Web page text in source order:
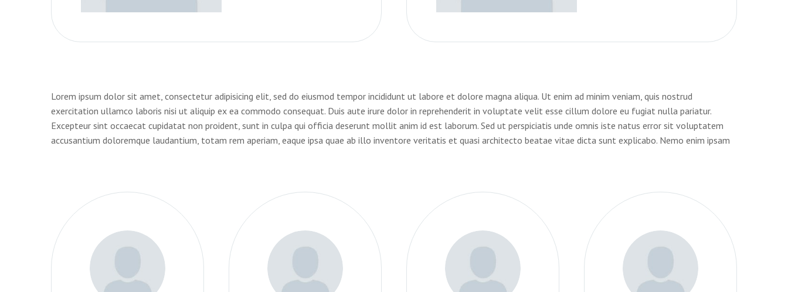
Lorem ipsum dolor sit amet, consectetur adipisicing elit, sed do eiusmod tempor incididunt ut labore et dolore magna aliqua. Ut enim ad minim veniam, quis nostrud
exercitation ullamco laboris nisi ut aliquip ex ea commodo consequat. Duis aute irure dolor in reprehenderit in voluptate velit esse cillum dolore eu fugiat nulla pariatur.
Excepteur sint occaecat cupidatat non proident, sunt in culpa qui officia deserunt mollit anim id est laborum. Sed ut perspiciatis unde omnis iste natus error sit voluptatem
accusantium doloremque laudantium, totam rem aperiam, eaque ipsa quae ab illo inventore veritatis et quasi architecto beatae vitae dicta sunt explicabo. Nemo enim ipsam